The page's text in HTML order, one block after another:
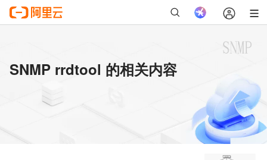
SNMP rrdtool 的相关内容